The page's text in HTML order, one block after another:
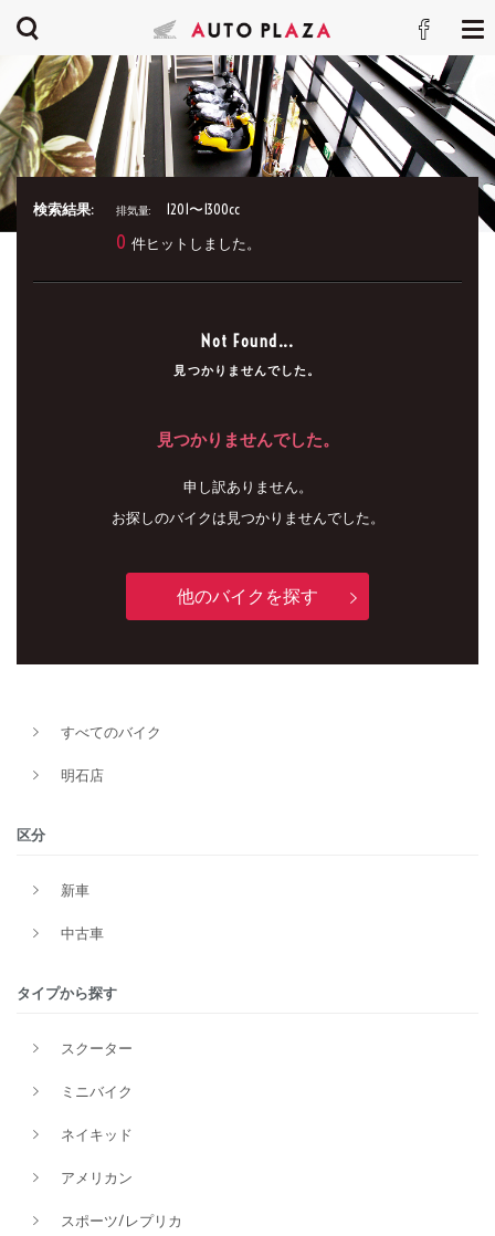
検索結果: 排気量: 1201〜1300cc
0 件ヒットしました。
Not Found...
見つかりませんでした。
見つかりませんでした。
申し訳ありません。
お探しのバイクは見つかりませんでした。
他のバイクを探す
すべてのバイク
明石店
区分
新車
中古車
タイプから探す
スクーター
ミニバイク
ネイキッド
アメリカン
スポーツ/レプリカ
タイプ
価格